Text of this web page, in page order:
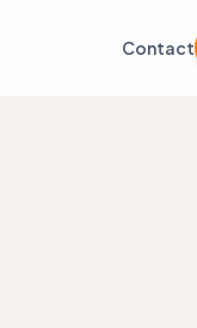
Contact